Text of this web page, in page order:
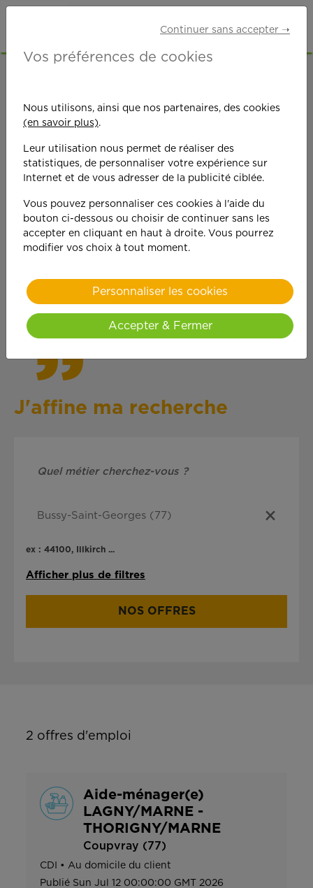
On est toujours plus
performant
quand on y met du
cœur !
J'affine ma recherche
ex : 44100, Illkirch ...
Afficher plus de filtres
NOS OFFRES
2 offres d'emploi
Aide-ménager(e)
LAGNY/MARNE -
THORIGNY/MARNE
Coupvray (77)
CDI • Au domicile du client
Publié Sun Jul 12 00:00:00 GMT 2026
Continuer sans accepter ➝
Vos préférences de cookies
Nous utilisons, ainsi que nos partenaires, des cookies
(en savoir plus).
Leur utilisation nous permet de réaliser des
statistiques, de personnaliser votre expérience sur
Internet et de vous adresser de la publicité ciblée.
Vous pouvez personnaliser ces cookies à l'aide du
bouton ci-dessous ou choisir de continuer sans les
accepter en cliquant en haut à droite. Vous pourrez
modifier vos choix à tout moment.
Personnaliser les cookies
Accepter & Fermer